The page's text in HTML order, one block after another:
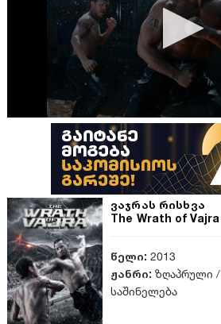
ვაჯრას რისხვა
The Wrath of Vajra
წელი: 2013
ჟანრი: ზღაპრული /
საშინელება